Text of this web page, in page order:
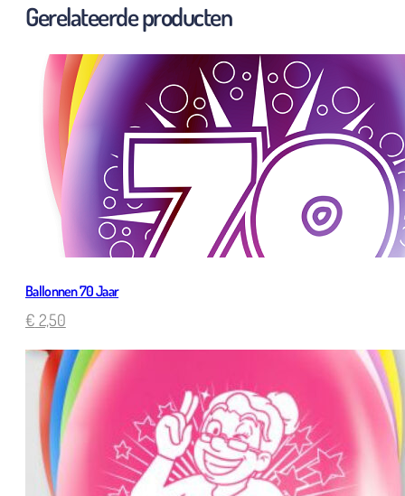
Gerelateerde producten
Ballonnen 70 Jaar
€ 2,50